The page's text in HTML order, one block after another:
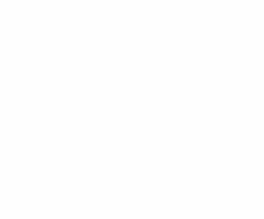
e zootecnico, con annessa una
Le prime fonti che ci
si evidenzia che lo stesso costituiva
queste condizioni per molti secoli,
da cui deriva il nome stesso
dell’area portò alla realizzazione di
utilizzato ai tempi “per i malati di